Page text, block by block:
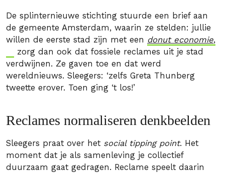
De splinternieuwe stichting stuurde een brief aan
de gemeente Amsterdam, waarin ze stelden: jullie
willen de eerste stad zijn met een donut economie,
zorg dan ook dat fossiele reclames uit je stad
verdwijnen. Ze gaven toe en dat werd
wereldnieuws. Sleegers: ‘zelfs Greta Thunberg
tweette erover. Toen ging ‘t los!’
Reclames normaliseren denkbeelden
Sleegers praat over het social tipping point. Het
moment dat je als samenleving je collectief
duurzaam gaat gedragen. Reclame speelt daarin